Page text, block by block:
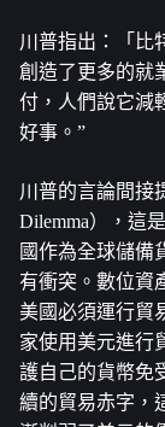
川普指出：「比
創造了更多的就
付，人們說它減
好事。”
川普的言論間接
Dilemma），這
國作為全球儲備
有衝突。數位資
美國必須運行貿
家使用美元進行
護自己的貨幣免
續的貿易赤字，